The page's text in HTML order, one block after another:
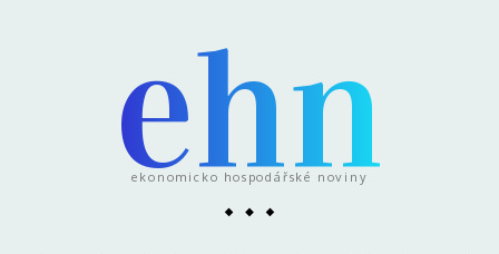
ehn
ekonomicko hospodářské noviny